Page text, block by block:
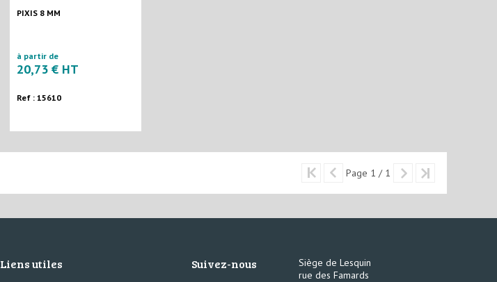
PIXIS 8 MM
à partir de
20,73 € HT
Ref : 15610
Page 1 / 1
Liens utiles Suivez-nous
Siège de Lesquin
rue des Famards